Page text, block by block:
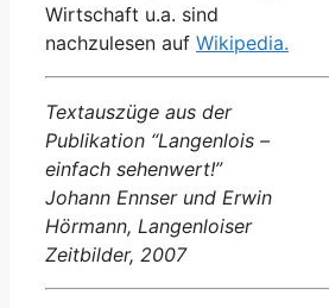
Wirtschaft u.a. sind
nachzulesen auf Wikipedia.
Textauszüge aus der
Publikation “Langenlois –
einfach sehenwert!”
Johann Ennser und Erwin
Hörmann, Langenloiser
Zeitbilder, 2007